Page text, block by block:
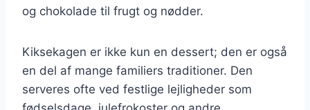
og chokolade til frugt og nødder.
Kiksekagen er ikke kun en dessert; den er også
en del af mange familiers traditioner. Den
serveres ofte ved festlige lejligheder som